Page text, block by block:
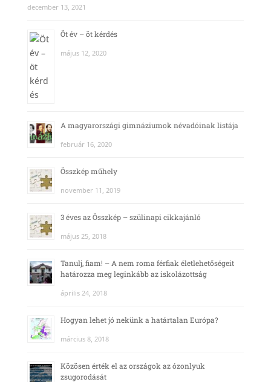
december 13, 2021
Öt év – öt kérdés
május 12, 2020
A magyarországi gimnáziumok névadóinak listája
február 16, 2020
Összkép műhely
november 11, 2019
3 éves az Összkép – szülinapi cikkajánló
május 25, 2018
Tanulj, fiam! – A nem roma férfiak életlehetőségeit
határozza meg leginkább az iskolázottság
április 24, 2018
Hogyan lehet jó nekünk a határtalan Európa?
március 8, 2018
Közösen érték el az országok az ózonlyuk
zsugorodását